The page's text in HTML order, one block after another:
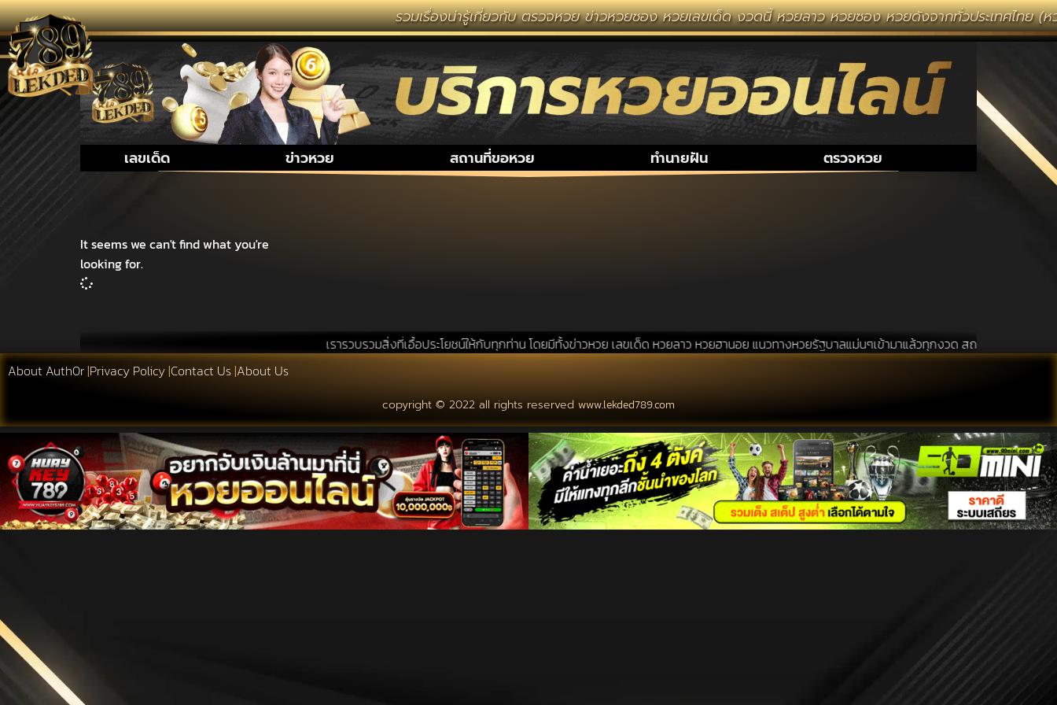
รวมเรื่องน่ารู้เกี่ยวกับ ตรวจหวย ข่าวหวยซอง หวยเลขเด็ด งวดนี้ หวยลาว หวยซอง หวยดังจากทั่วประเทศไทย (หวย
เลขเด็ด ข่าวหวย สถานที่ขอหวย ทำนายฝัน ตรวจหวย
It seems we can't find what you're
looking for.
เรารวบรวมสิ่งที่เอื้อประโยชน์ให้กับทุกท่าน โดยมีทั้งข่าวหวย เลขเด็ด หวยลาว หวยฮานอย แนวทางหวยรัฐบาลแม่นๆเข้ามาแล้วทุกงวด สถานที่ขอหว
About Auth0r|Privacy Policy|Contact Us|About Us
copyright © 2022 all rights reserved www.lekded789.com